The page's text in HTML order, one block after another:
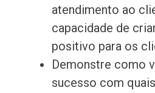
atendimento ao
capacidade de
positivo para os
Demonstre como
sucesso com